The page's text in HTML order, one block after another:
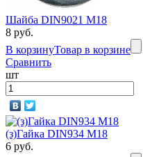
Шайба DIN9021 М18
8 руб.
В корзинуТовар в корзине
Сравнить
шт
(з)Гайка DIN934 M18
6 руб.